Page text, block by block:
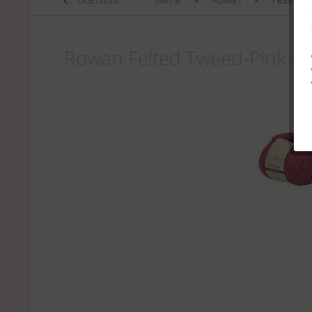
Rowan Felted Tweed-Pink